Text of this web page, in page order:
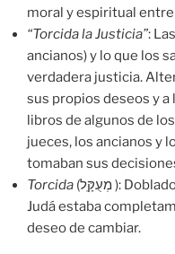
moral y espiritual
“Torcida la Justicia”:
ancianos) y lo que los
verdadera justicia.
sus propios deseos y a
libros de algunos de
jueces, los ancianos y
tomaban sus
Torcida (מְעֻקָּֽל ): Doblado o distorsionado. Pervertido.
Judá estaba
deseo de cambiar.